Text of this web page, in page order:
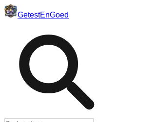
GetestEnGoed